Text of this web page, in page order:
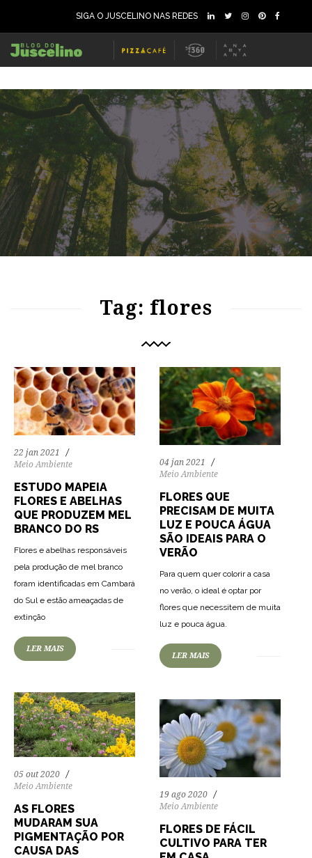
SIGA O JUSCELINO NAS REDES
Tag: flores
22 jan 2021
Meio Ambiente
ESTUDO MAPEIA
FLORES E ABELHAS
QUE PRODUZEM MEL
BRANCO DO RS
Flores e abelhas responsáveis
pela produção de mel branco
foram identificadas em Cambará
do Sul e estão ameaçadas de
extinção
LER MAIS
04 jan 2021
Meio Ambiente
FLORES QUE
PRECISAM DE MUITA
LUZ E POUCA ÁGUA
SÃO IDEAIS PARA O
VERÃO
Para quem quer colorir a casa
no verão, o ideal é optar por
flores que necessitem de muita
luz e pouca água.
LER MAIS
05 out 2020
Meio Ambiente
AS FLORES
MUDARAM SUA
PIGMENTAÇÃO POR
CAUSA DAS
19 ago 2020
Meio Ambiente
FLORES DE FÁCIL
CULTIVO PARA TER